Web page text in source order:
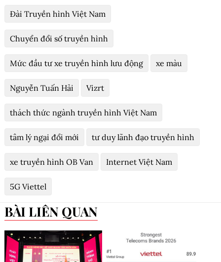
Đài Truyền hình Việt Nam
Chuyển đổi số truyền hình
Mức đầu tư xe truyền hình lưu động xe màu
Nguyễn Tuấn Hải Vizrt
thách thức ngành truyền hình Việt Nam
tâm lý ngại đổi mới tư duy lãnh đạo truyền hình
xe truyền hình OB Van Internet Việt Nam
5G Viettel
BÀI LIÊN QUAN